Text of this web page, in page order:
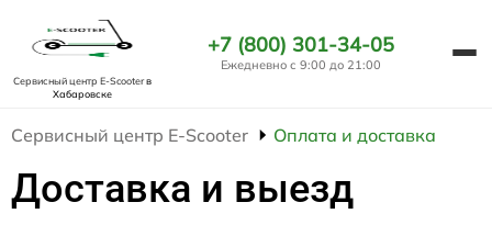
Сервисный центр E-Scooterв
Хабаровске
+7 (800) 301-34-05
Ежедневно с 9:00 до 21:00
Сервисный центр E-Scooter Оплата и доставка
Доставка и выезд